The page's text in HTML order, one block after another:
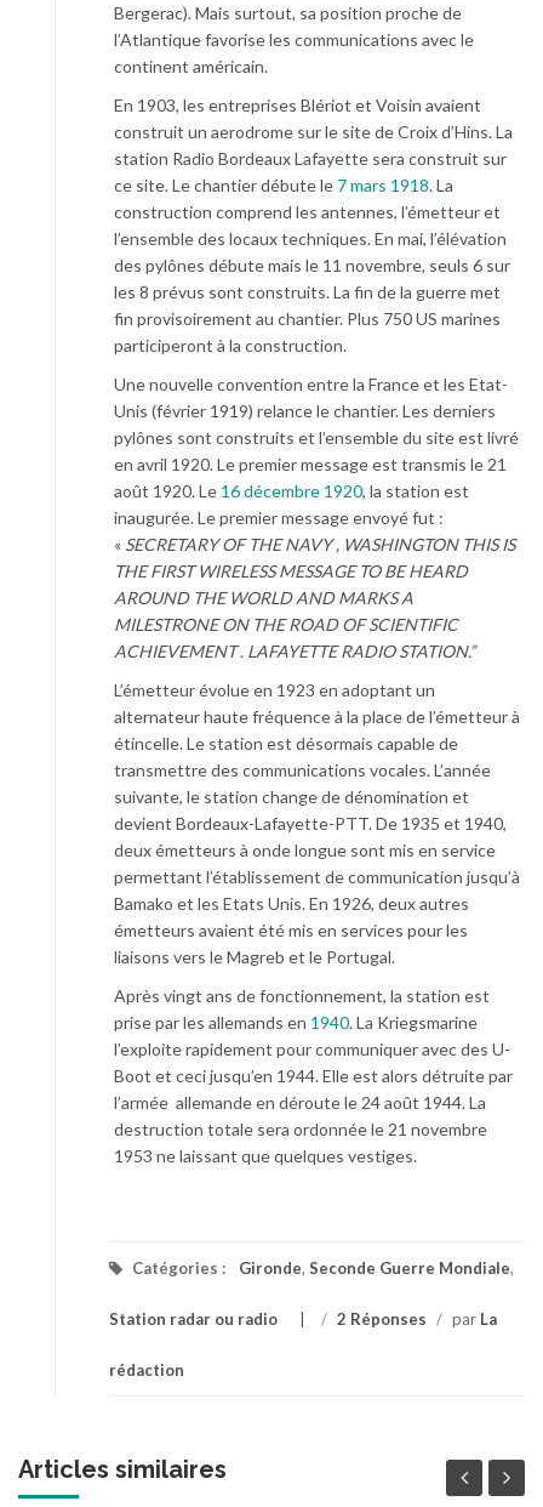
Bergerac). Mais surtout, sa position proche de
l’Atlantique favorise les communications avec le
continent américain.
En 1903, les entreprises Blériot et Voisin avaient
construit un aerodrome sur le site de Croix d’Hins. La
station Radio Bordeaux Lafayette sera construit sur
ce site. Le chantier débute le 7 mars 1918. La
construction comprend les antennes, l’émetteur et
l’ensemble des locaux techniques. En mai, l’élévation
des pylônes débute mais le 11 novembre, seuls 6 sur
les 8 prévus sont construits. La fin de la guerre met
fin provisoirement au chantier. Plus 750 US marines
participeront à la construction.
Une nouvelle convention entre la France et les Etat-
Unis (février 1919) relance le chantier. Les derniers
pylônes sont construits et l’ensemble du site est livré
en avril 1920. Le premier message est transmis le 21
août 1920. Le 16 décembre 1920, la station est
inaugurée. Le premier message envoyé fut :
« SECRETARY OF THE NAVY , WASHINGTON THIS IS
THE FIRST WIRELESS MESSAGE TO BE HEARD
AROUND THE WORLD AND MARKS A
MILESTRONE ON THE ROAD OF SCIENTIFIC
ACHIEVEMENT . LAFAYETTE RADIO STATION.”
L’émetteur évolue en 1923 en adoptant un
alternateur haute fréquence à la place de l’émetteur à
étincelle. Le station est désormais capable de
transmettre des communications vocales. L’année
suivante, le station change de dénomination et
devient Bordeaux-Lafayette-PTT. De 1935 et 1940,
deux émetteurs à onde longue sont mis en service
permettant l’établissement de communication jusqu’à
Bamako et les Etats Unis. En 1926, deux autres
émetteurs avaient été mis en services pour les
liaisons vers le Magreb et le Portugal.
Après vingt ans de fonctionnement, la station est
prise par les allemands en 1940. La Kriegsmarine
l’exploite rapidement pour communiquer avec des U-
Boot et ceci jusqu’en 1944. Elle est alors détruite par
l’armée allemande en déroute le 24 août 1944. La
destruction totale sera ordonnée le 21 novembre
1953 ne laissant que quelques vestiges.
Catégories : Gironde, Seconde Guerre Mondiale,
Station radar ou radio / 2 Réponses / par La
rédaction
Articles similaires